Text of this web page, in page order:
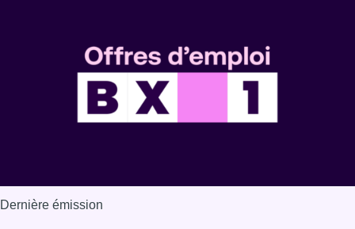
Dernière émission